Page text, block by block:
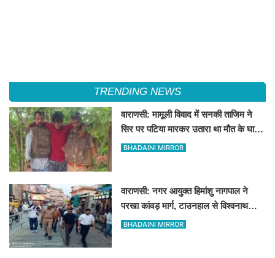
TRENDING NEWS
वाराणसी: मामूली विवाद में सनकी ताजिम ने
सिर पर पटिया मारकर उतारा था मौत के घाट,
पत्नी रहती है मायके, जानें पूरा घटनाक्रम
BHADAINI MIRROR
वाराणसी: नगर आयुक्त हिमांशु नागपाल ने
परखा कांवड़ मार्ग, टाउनहाल से विश्वनाथ
मंदिर तक किया पैदल और गोल्फ कार्ट से
BHADAINI MIRROR